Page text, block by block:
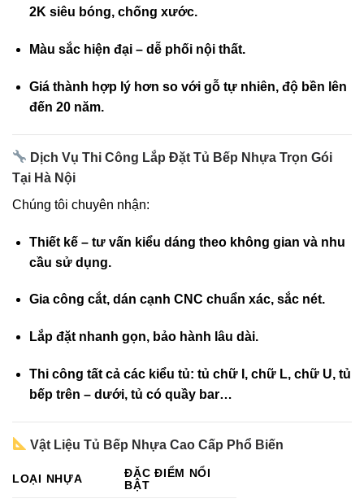
2K siêu bóng, chống xước.
Màu sắc hiện đại – dễ phối nội thất.
Giá thành hợp lý hơn so với gỗ tự nhiên, độ bền lên
đến 20 năm.
Dịch Vụ Thi Công Lắp Đặt Tủ Bếp Nhựa Trọn Gói
Tại Hà Nội
Chúng tôi chuyên nhận:
Thiết kế – tư vấn kiểu dáng theo không gian và nhu
cầu sử dụng.
Gia công cắt, dán cạnh CNC chuẩn xác, sắc nét.
Lắp đặt nhanh gọn, bảo hành lâu dài.
Thi công tất cả các kiểu tủ: tủ chữ I, chữ L, chữ U, tủ
bếp trên – dưới, tủ có quầy bar…
Vật Liệu Tủ Bếp Nhựa Cao Cấp Phổ Biến
LOẠI NHỰA
ĐẶC ĐIỂM NỔI
BẬT